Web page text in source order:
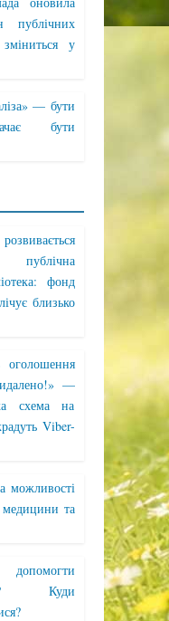
публічних
у
— бути
бути
фонд
близько
оголошення
—
схема на
Viber-
можливості
медицини та
Куди